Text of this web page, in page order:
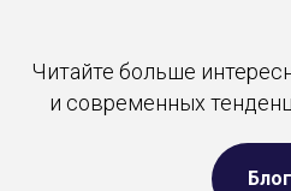
Читайте больше
и современных
Блог